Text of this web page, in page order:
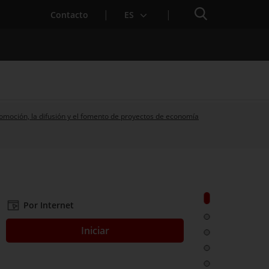
Contacto ES Buscador
la difusión y el fomento de proyectos de economía
Ir a: ¿Qué es?
Ir a: ¿A quién
Ir a: Plazos
Por Internet
Iniciar